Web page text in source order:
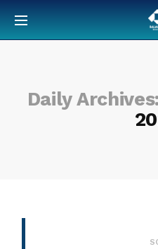
Daily Archives: